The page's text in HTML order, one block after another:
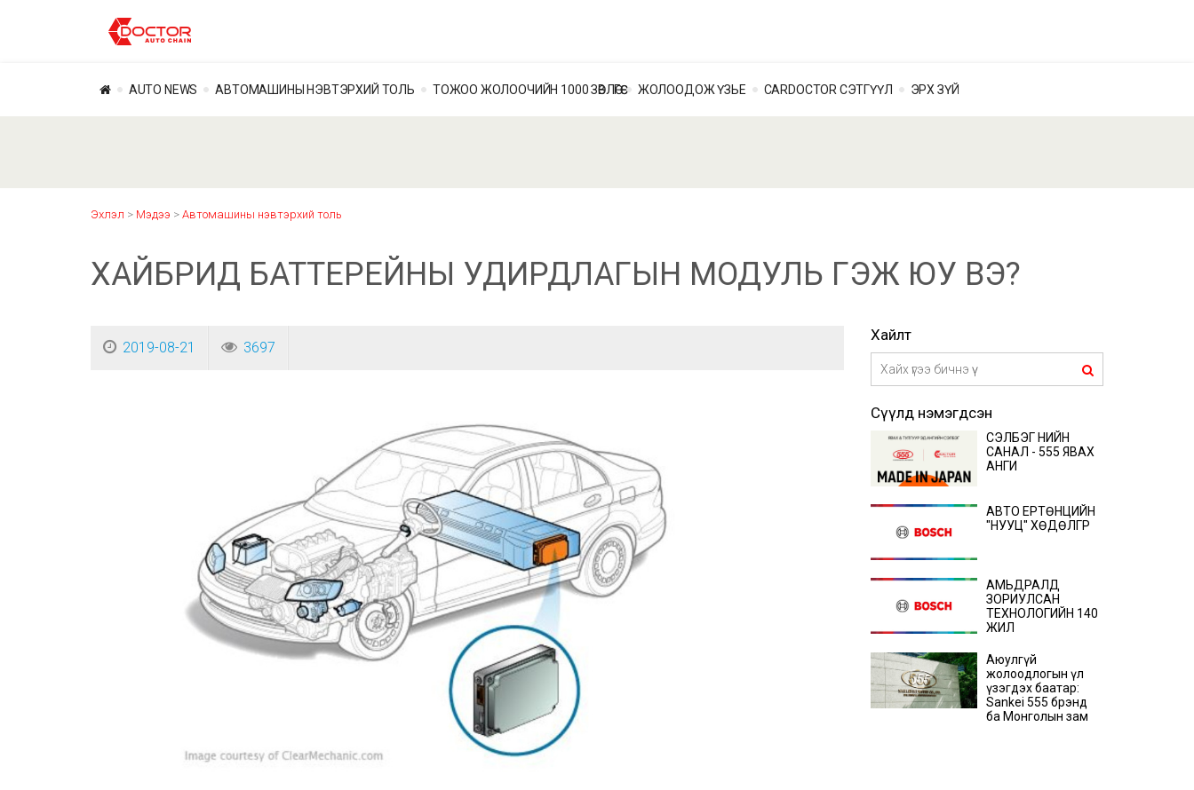
AUTO NEWS АВТОМАШИНЫ НЭВТЭРХИЙ ТОЛЬ ТОЖОО ЖОЛООЧИЙН 1000 ЗӨВЛӨГӨӨ ЖОЛООДОЖ ҮЗЬЕ CARDOCTOR СЭТГҮҮЛ ЭРХ ЗҮЙ
Эхлэл > Мэдээ > Автомашины нэвтэрхий толь
ХАЙБРИД БАТТЕРЕЙНЫ УДИРДЛАГЫН МОДУЛЬ ГЭЖ ЮУ ВЭ?
2019-08-21 3697
Хайлт
Сүүлд нэмэгдсэн
СЭЛБЭГ ҮНИЙН
САНАЛ - 555 ЯВАХ
АНГИ
АВТО ЕРТӨНЦИЙН
"НУУЦ" ХӨДӨЛГҮҮР
АМЬДРАЛД
ЗОРИУЛСАН
ТЕХНОЛОГИЙН 140
ЖИЛ
Аюулгүй
жолоодлогын үл
үзэгдэх баатар:
Sankei 555 брэнд
ба Монголын зам